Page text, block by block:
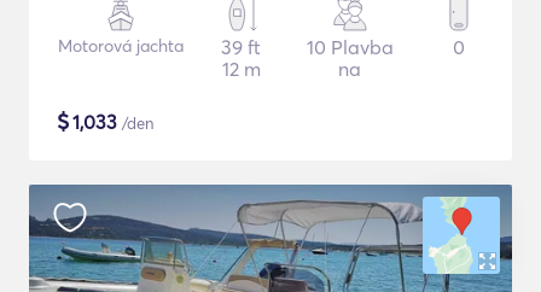
Motorová jachta
39 ft
12 m
10 Plavba
na
0
$1,033 /den